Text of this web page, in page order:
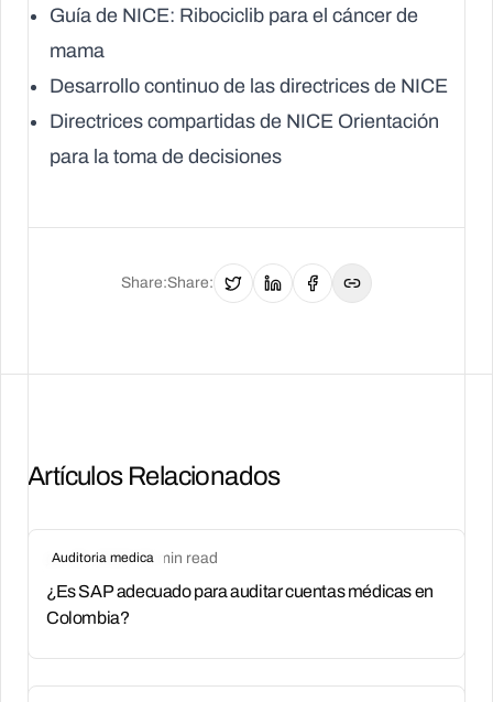
Guía de NICE: Ribociclib para el cáncer de
mama
Desarrollo continuo de las directrices de NICE
Directrices compartidas de NICE Orientación
para la toma de decisiones
Share:Share:
Artículos Relacionados
Auditoria medica
jun 22, 2026•02 min read
¿Es SAP adecuado para auditar cuentas médicas en
Colombia?